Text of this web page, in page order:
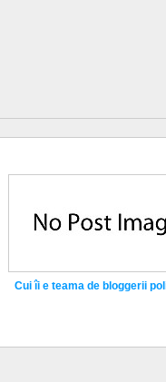
Cui îi e teama de bloggerii